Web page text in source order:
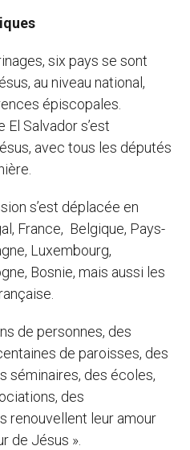
six pays se sont
au niveau national,
épiscopales.
El Salvador s’est
avec tous les députés
s’est déplacée en
France, Belgique, Pays-
Luxembourg,
Bosnie, mais aussi les
de personnes, des
de paroisses, des
séminaires, des écoles,
des
renouvellent leur amour
de Jésus ».